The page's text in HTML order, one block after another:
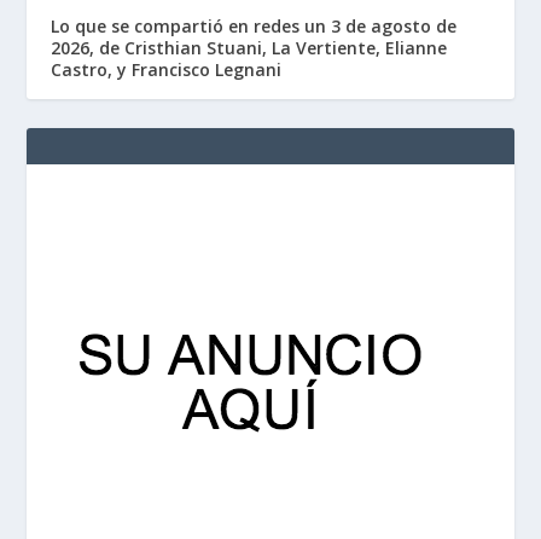
Lo que se compartió en redes un 3 de agosto de
2026, de Cristhian Stuani, La Vertiente, Elianne
Castro, y Francisco Legnani